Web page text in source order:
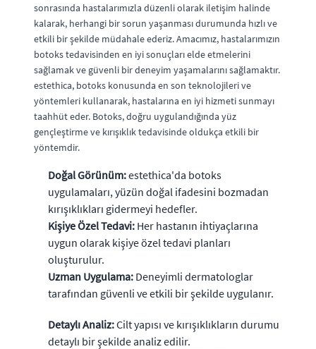
sonrasında hastalarımızla düzenli olarak iletişim halinde
kalarak, herhangi bir sorun yaşanması durumunda hızlı ve
etkili bir şekilde müdahale ederiz. Amacımız, hastalarımızın
botoks tedavisinden en iyi sonuçları elde etmelerini
sağlamak ve güvenli bir deneyim yaşamalarını sağlamaktır.
estethica, botoks konusunda en son teknolojileri ve
yöntemleri kullanarak, hastalarına en iyi hizmeti sunmayı
taahhüt eder. Botoks, doğru uygulandığında yüz
gençleştirme ve kırışıklık tedavisinde oldukça etkili bir
yöntemdir.
Doğal Görünüm:estethica'da botoks
uygulamaları, yüzün doğal ifadesini bozmadan
kırışıklıkları gidermeyi hedefler.
Kişiye Özel Tedavi: Her hastanın ihtiyaçlarına
uygun olarak kişiye özel tedavi planları
oluşturulur.
Uzman Uygulama: Deneyimli dermatologlar
tarafından güvenli ve etkili bir şekilde uygulanır.
Detaylı Analiz:Cilt yapısı ve kırışıklıkların durumu
detaylı bir şekilde analiz edilir.